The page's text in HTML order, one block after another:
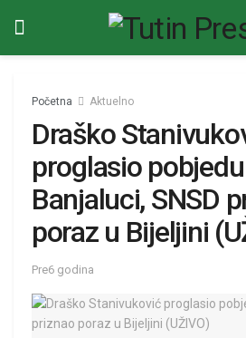
Početna Aktuelno
Draško
proglasio
Banjaluci, SNSD
poraz u Bijeljini
Pre6 godina